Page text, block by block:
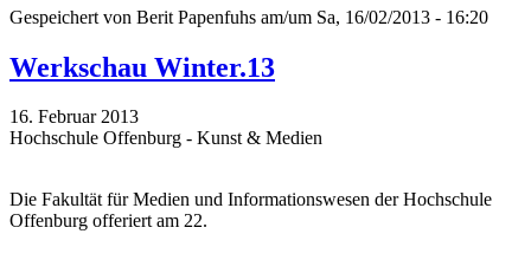
Gespeichert von Berit Papenfuhs am/um Sa, 16/02/2013 - 16:20
Werkschau Winter.13
16. Februar 2013
Hochschule Offenburg - Kunst & Medien
Die Fakultät für Medien und Informationswesen der Hochschule
Offenburg offeriert am 22.